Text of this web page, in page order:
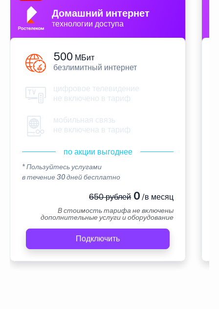
Домашний интернет
технологии доступа
500 МБит
безлимитный интернет
цифровое телевидение
не включено в тариф
мобильная связь
не включена в тариф
по акции выгоднее
* Пользуйтесь услугами
в течение 30 дней бесплатно
650 рублей0 /в месяц
В стоимость тарифа не включены
дополнительные услуги и оборудование
Подключить